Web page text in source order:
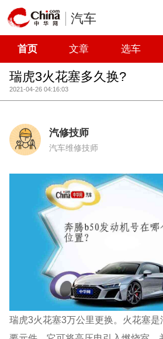
汽车
首页 文章 选车
瑞虎3火花塞多久换?
2021-04-26 04:16:03
汽修技师
汽车维修技师
瑞虎3火花塞3万公里更换。火花塞